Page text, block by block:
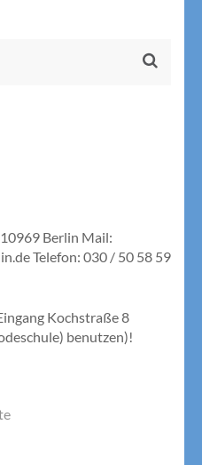
Berlin Mail:
Telefon: 030 / 50 58 59
Kochstraße 8
benutzen)!